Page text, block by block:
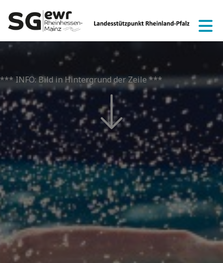
*** INFO: Bild in Hintergrund der Zeile ***